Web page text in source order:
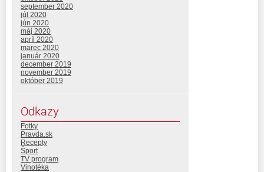
september 2020
júl 2020
jún 2020
máj 2020
apríl 2020
marec 2020
január 2020
december 2019
november 2019
október 2019
Odkazy
Fotky
Pravda.sk
Recepty
Šport
TV program
Vinotéka